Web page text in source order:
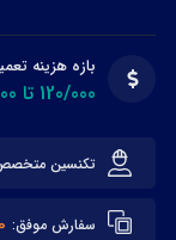
بازه هزینه
120/000 تا 950/000 تومان
تکنسین
سفارش موفق: